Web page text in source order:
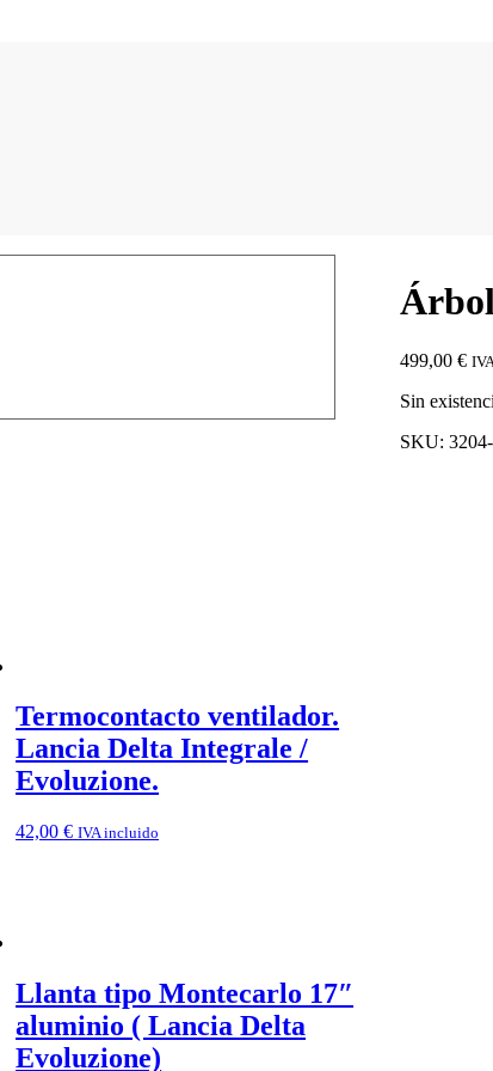
499,00 €
Sin
SKU:
Termocontacto ventilador.
Lancia Delta Integrale /
Evoluzione.
42,00€ IVA incluido
Llanta tipo Montecarlo 17″
aluminio ( Lancia Delta
Evoluzione)